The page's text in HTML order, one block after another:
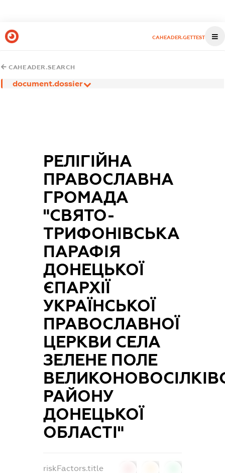
CAHEADER.GETTEST
CAHEADER.SEARCH
document.dossier
РЕЛІГІЙНА
ПРАВОСЛАВНА
ГРОМАДА
"СВЯТО-
ТРИФОНІВСЬКА
ПАРАФІЯ
ДОНЕЦЬКОЇ
ЄПАРХІЇ
УКРАЇНСЬКОЇ
ПРАВОСЛАВНОЇ
ЦЕРКВИ СЕЛА
ЗЕЛЕНЕ ПОЛЕ
РАЙОНУ
ДОНЕЦЬКОЇ
ОБЛАСТІ"
riskFactors.title